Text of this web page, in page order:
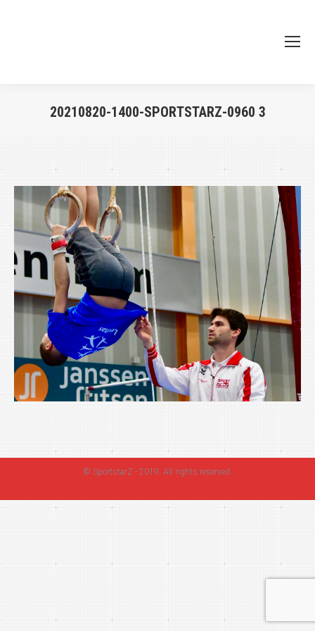
20210820-1400-SPORTSTARZ-0960 3
© SportstarZ - 2019. All rights reserved.